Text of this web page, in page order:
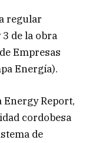
regular
de la obra
Empresas
Energía).
Energy Report,
cordobesa
de